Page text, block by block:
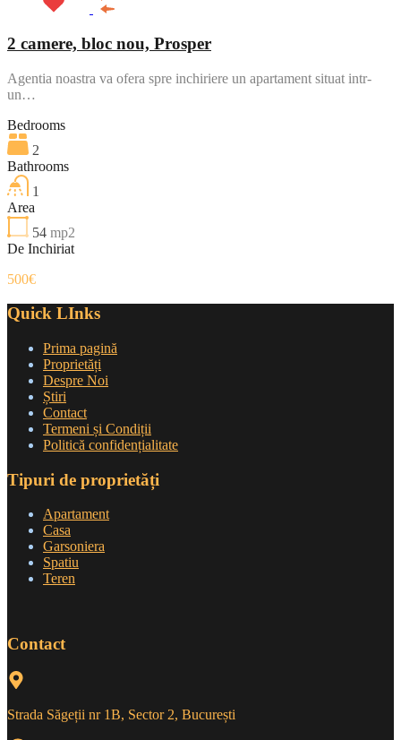
2 camere, bloc nou, Prosper
Agentia noastra va ofera spre inchiriere un apartament situat intr-
un…
Bedrooms
2
Bathrooms
1
Area
54 mp2
De Inchiriat
500€
Quick LInks
Prima pagină
Proprietăți
Despre Noi
Știri
Contact
Termeni și Condiții
Politică confidențialitate
Tipuri de proprietăți
Apartament
Casa
Garsoniera
Spatiu
Teren
Contact
Strada Săgeții nr 1B, Sector 2, București